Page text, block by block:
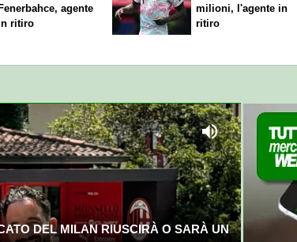
Fenerbahce, agente
ritiro
milioni, l'agente in
ritiro
DEL MILAN RIUSCIRÀ O SARÀ UN